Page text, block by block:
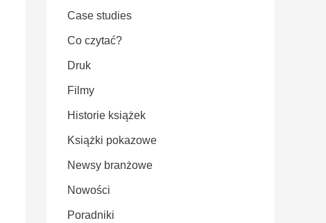
Case studies
Co czytać?
Druk
Filmy
Historie książek
Książki pokazowe
Newsy branżowe
Nowości
Poradniki